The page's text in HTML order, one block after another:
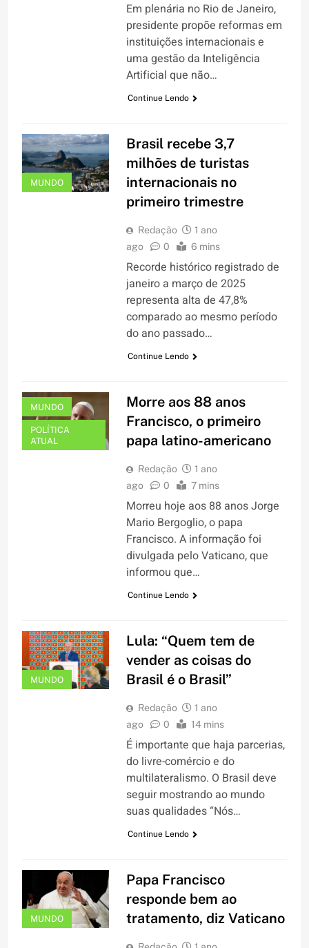
Em plenária no Rio de Janeiro,
presidente propõe reformas em
instituições internacionais e
uma gestão da Inteligência
Artificial que não…
Continue Lendo
MUNDO
Brasil recebe 3,7
milhões de turistas
internacionais no
primeiro trimestre
Redação
1 ano
ago
0 6 mins
Recorde histórico registrado de
janeiro a março de 2025
representa alta de 47,8%
comparado ao mesmo período
do ano passado…
Continue Lendo
MUNDO
POLÍTICA
ATUAL
Morre aos 88 anos
Francisco, o primeiro
papa latino-americano
Redação
1 ano
ago
0 7 mins
Morreu hoje aos 88 anos Jorge
Mario Bergoglio, o papa
Francisco. A informação foi
divulgada pelo Vaticano, que
informou que…
Continue Lendo
MUNDO
Lula: “Quem tem de
vender as coisas do
Brasil é o Brasil”
Redação
1 ano
ago
0 14 mins
É importante que haja parcerias,
do livre-comércio e do
multilateralismo. O Brasil deve
seguir mostrando ao mundo
suas qualidades “Nós…
Continue Lendo
MUNDO
Papa Francisco
responde bem ao
tratamento, diz Vaticano